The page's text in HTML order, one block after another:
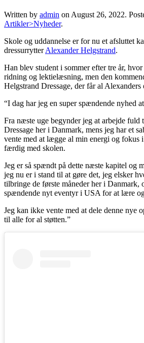
Written by admin on August 26, 2022.
Artikler>Nyheder.
Skole og uddannelse er for nu et afsluttet
dressurrytterAlexander Helgstrand.
Han blev student i sommer efter tre år,
ridning og lektielæsning, men den
Helgstrand Dressage, der får al
“I dag har jeg en super spændende nyhed
Fra næste uge begynder jeg at arbejde fuld
Dressage her i Danmark, mens jeg har et
vente med at lægge al min energi og fokus
færdig med skolen.
Jeg er så spændt på dette næste kapitel og
jeg nu er i stand til at gøre det, jeg elsker
tilbringe de første måneder her i Danmark,
spændende nyt eventyr i USA for at lære
Jeg kan ikke vente med at dele denne nye
til alle for al støtten.”